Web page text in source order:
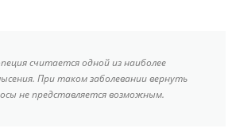
считается одной из наиболее
При таком заболевании вернуть
не представляется возможным.